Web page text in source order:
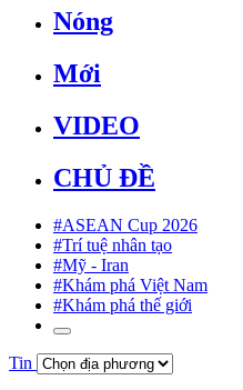
Nóng
Mới
VIDEO
CHỦ ĐỀ
#ASEAN Cup 2026
#Trí tuệ nhân tạo
#Mỹ - Iran
#Khám phá Việt Nam
#Khám phá thế giới
Tin